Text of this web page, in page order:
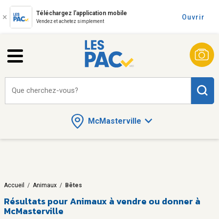
Téléchargez l'application mobile
Vendez et achetez simplement
Ouvrir
McMasterville
Que cherchez-vous?
Accueil / Animaux / Bêtes
Résultats pourAnimaux à vendre ou donner à
McMasterville